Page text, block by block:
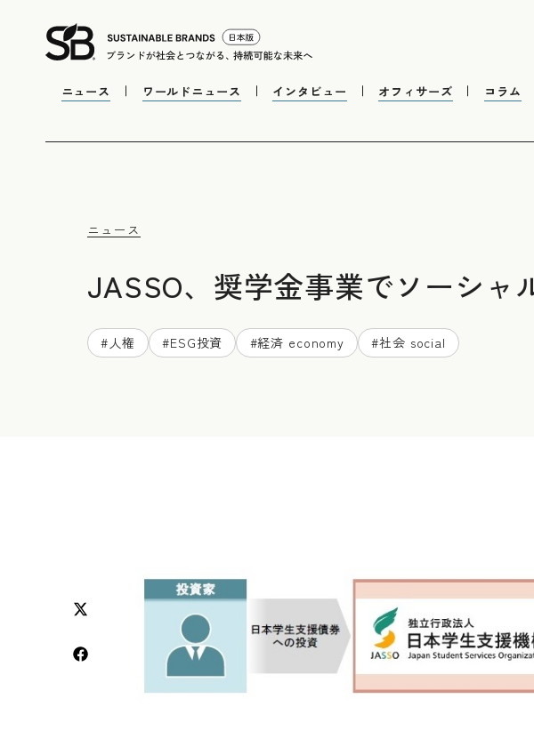
ニュース ワールドニュース インタビュー オフィサーズ コラム
ニュース
JASSO、奨学金事業でソーシャ
#人権 #ESG投資 #経済 economy #社会 social